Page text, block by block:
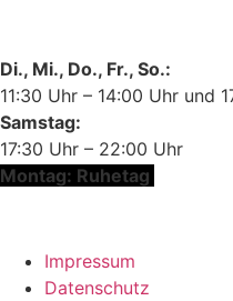
Di., Mi., Do., Fr., So.:
11:30 Uhr – 14:00 Uhr und
Samstag:
17:30 Uhr – 22:00 Uhr
Montag: Ruhetag
Impressum
Datenschutz